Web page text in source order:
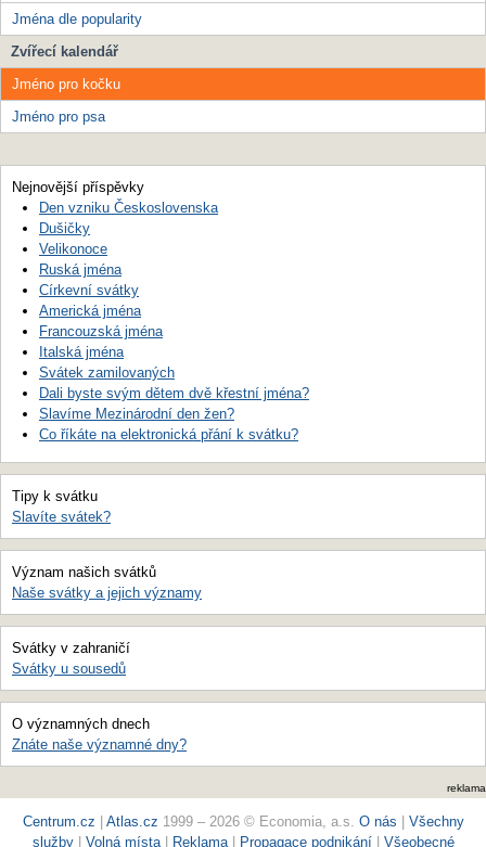
Jména dle popularity
Zvířecí kalendář
Jméno pro kočku
Jméno pro psa
Nejnovější příspěvky
Den vzniku Československa
Dušičky
Velikonoce
Ruská jména
Církevní svátky
Americká jména
Francouzská jména
Italská jména
Svátek zamilovaných
Dali byste svým dětem dvě křestní jména?
Slavíme Mezinárodní den žen?
Co říkáte na elektronická přání k svátku?
Tipy k svátku
Slavíte svátek?
Význam našich svátků
Naše svátky a jejich významy
Svátky v zahraničí
Svátky u sousedů
O významných dnech
Znáte naše významné dny?
reklama
Centrum.cz Atlas.cz 1999 – 2026 © Economia, a.s. O nás
Všechny
služby
Volná místa| Reklama Propagace podnikání| Všeobecné